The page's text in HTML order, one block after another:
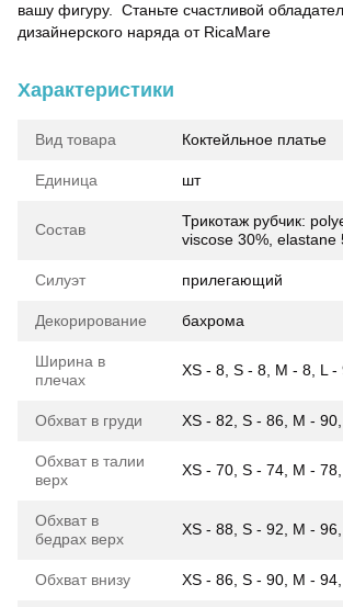
вашу фигуру. Станьте счастливой
дизайнерского наряда от RicaMare
Характеристики
Вид товара Коктейльное платье
Единица шт
Состав
Трикотаж рубчик:
viscose 30%, elastane
Силуэт прилегающий
Декорирование бахрома
Ширина в
плечах
XS - 8, S - 8, M - 8, L -
Обхват в груди XS - 82, S - 86, M -
Обхват в талии
верх
XS - 70, S - 74, M -
Обхват в
бедрах верх
XS - 88, S - 92, M -
Обхват внизу XS - 86, S - 90, M -